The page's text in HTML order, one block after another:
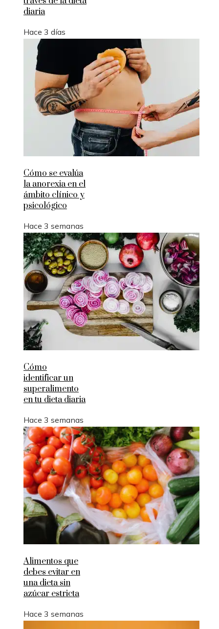
diaria
Hace 3 días
Cómo se evalúa
la anorexia en el
ámbito clínico y
psicológico
Hace 3 semanas
Cómo
identificar un
superalimento
en tu dieta diaria
Hace 3 semanas
Alimentos que
debes evitar en
una dieta sin
azúcar estricta
Hace 3 semanas